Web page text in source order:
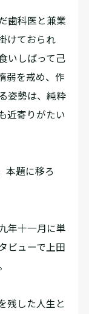
歯科医と兼業
けておられ
いしばって己
弱を戒め、作
姿勢は、純粋
近寄りがたい
本題に移ろ
年十一月に単
ビューで上田
残した人生と